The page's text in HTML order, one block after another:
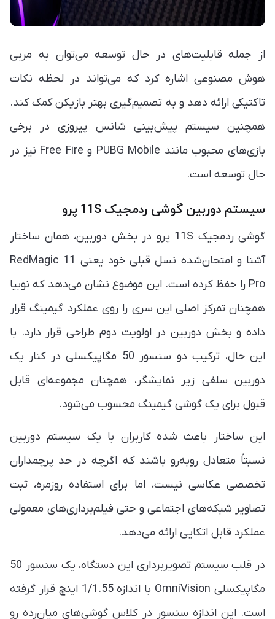
از جمله قابلیت‌های در حال توسعه می‌توان به مربی
هوش مصنوعی اشاره کرد که می‌تواند در لحظه نکات
تاکتیکی ارائه دهد و به تصمیم‌گیری بهتر بازیکن کمک کند.
همچنین سیستم پیش‌بینی شانس پیروزی در برخی
بازی‌های محبوب مانند PUBG Mobile و Free Fire نیز در
حال توسعه است.
سیستم دوربین گوشی ردمجیک 11S پرو
گوشی ردمجیک 11S پرو در بخش دوربین، همان ساختار
آشنا و امتحان‌شده نسل قبلی خود یعنی RedMagic 11
Pro را حفظ کرده است. این موضوع نشان می‌دهد که نوبیا
همچنان تمرکز اصلی این سری را روی عملکرد گیمینگ قرار
داده و بخش دوربین در اولویت دوم طراحی قرار دارد. با
این حال، ترکیب دو سنسور 50 مگاپیکسلی در کنار یک
دوربین سلفی زیر نمایشگر، همچنان مجموعه‌ای قابل
قبول برای یک گوشی گیمینگ محسوب می‌شود.
این ساختار باعث شده کاربران با یک سیستم دوربین
نسبتاً متعادل روبه‌رو باشند که اگرچه در حد پرچمداران
تخصصی عکاسی نیست، اما برای استفاده روزمره، ثبت
تصاویر شبکه‌های اجتماعی و حتی فیلم‌برداری‌های معمولی
عملکرد قابل اتکایی ارائه می‌دهد.
در قلب سیستم تصویربرداری این دستگاه، یک سنسور 50
مگاپیکسلی OmniVision با اندازه 1/1.55 اینچ قرار گرفته
است. این اندازه سنسور در کلاس گوشی‌های میان‌رده رو